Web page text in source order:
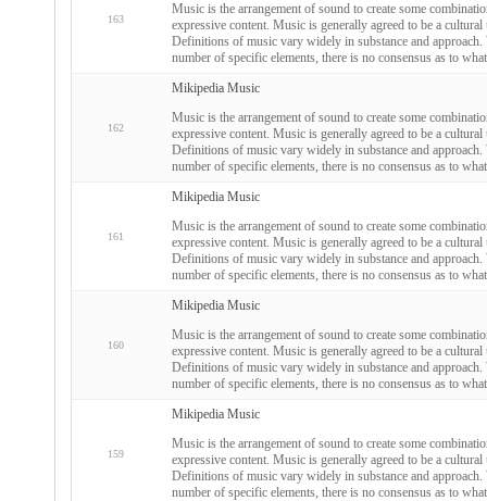
163
Music is the arrangement of sound to create some
expressive content. Music is generally agreed to be a
Definitions of music vary widely in substance and
number of specific elements, there is no consensus as to
162
Mikipedia Music
Music is the arrangement of sound to create some
expressive content. Music is generally agreed to be a
Definitions of music vary widely in substance and
number of specific elements, there is no consensus as to
161
Mikipedia Music
Music is the arrangement of sound to create some
expressive content. Music is generally agreed to be a
Definitions of music vary widely in substance and
number of specific elements, there is no consensus as to
160
Mikipedia Music
Music is the arrangement of sound to create some
expressive content. Music is generally agreed to be a
Definitions of music vary widely in substance and
number of specific elements, there is no consensus as to
159
Mikipedia Music
Music is the arrangement of sound to create some
expressive content. Music is generally agreed to be a
Definitions of music vary widely in substance and
number of specific elements, there is no consensus as to